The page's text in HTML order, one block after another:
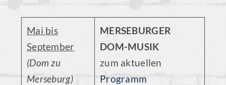
Mai bis
September
(Dom zu
Merseburg)
MERSEBURGER
DOM-MUSIK
zum aktuellen
Programm